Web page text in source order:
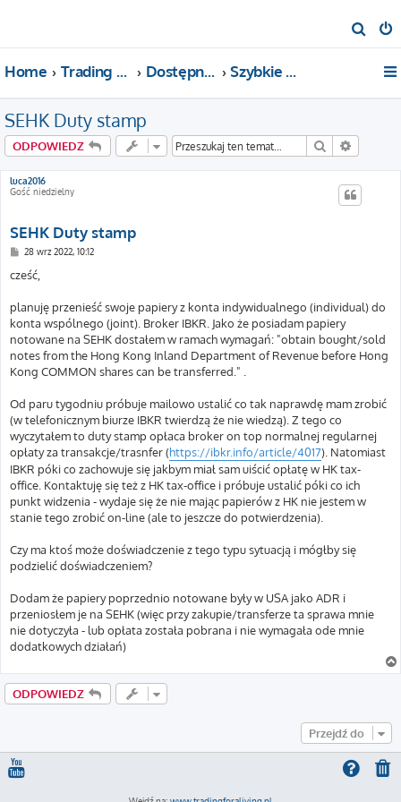
z
Home Trading For a Living Dostępne kategorie Szybkie pytania i pomoc
SEHK Duty stamp
ODPOWIEDZ Szukaj
luca2016
Gość niedzielny
SEHK Duty stamp
P
s
t
28 wrz 2022, 10:12
cześć,
planuję przenieść swoje papiery z konta indywidualnego (individual) do
konta wspólnego (joint). Broker IBKR. Jako że posiadam papiery
notowane na SEHK dostałem w ramach wymagań: "obtain bought/sold
notes from the Hong Kong Inland Department of Revenue before Hong
Kong COMMON shares can be transferred." .
Od paru tygodniu próbuje mailowo ustalić co tak naprawdę mam zrobić
(w telefonicznym biurze IBKR twierdzą że nie wiedzą). Z tego co
wyczytałem to duty stamp opłaca broker on top normalnej regularnej
opłaty za transakcje/trasnfer (https://ibkr.info/article/4017). Natomiast
IBKR póki co zachowuje się jakbym miał sam uiścić opłatę w HK tax-
office. Kontaktuję się też z HK tax-office i próbuje ustalić póki co ich
punkt widzenia - wydaje się że nie mając papierów z HK nie jestem w
stanie tego zrobić on-line (ale to jeszcze do potwierdzenia).
Czy ma ktoś może doświadczenie z tego typu sytuacją i mógłby się
podzielić doświadczeniem?
Dodam że papiery poprzednio notowane były w USA jako ADR i
przeniosłem je na SEHK (więc przy zakupie/transferze ta sprawa mnie
nie dotyczyła - lub opłata została pobrana i nie wymagała ode mnie
dodatkowych działań)
ODPOWIEDZ
Przejdź do